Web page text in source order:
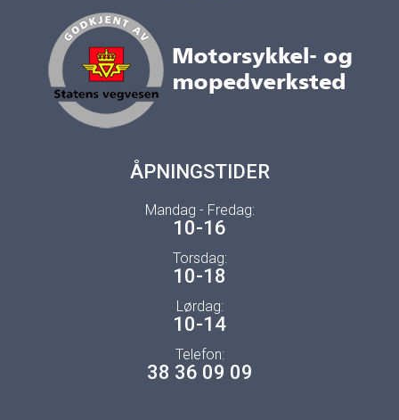
ÅPNINGSTIDER
Mandag - Fredag:
10-16
Torsdag:
10-18
Lørdag:
10-14
Telefon:
38 36 09 09